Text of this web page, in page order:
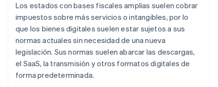
Los estados con bases fiscales amplias suelen cobrar
impuestos sobre más servicios o intangibles, por lo
que los bienes digitales suelen estar sujetos a sus
normas actuales sin necesidad de una nueva
legislación. Sus normas suelen abarcar las descargas,
el SaaS, la transmisión y otros formatos digitales de
forma predeterminada.